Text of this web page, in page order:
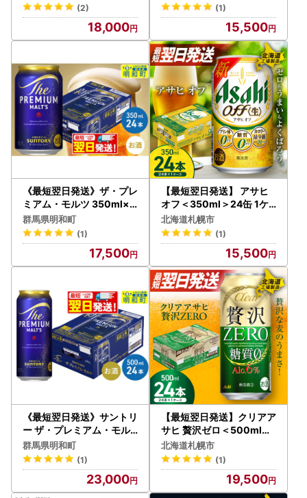
(2)
18,000
(1)
15,500
《最短翌日発送》ザ・プレ
ミアム・モルツ 350ml×2
4缶
群馬県明和町
(1)
17,500
【最短翌日発送】 アサヒ
オフ＜350ml＞24缶 1ケ
ース 北海道工場製造
北海道札幌市
(1)
15,500
《最短翌日発送》サントリ
ー ザ・プレミアム・モル
ツ ＜500ml×24缶＞
群馬県明和町
(1)
23,000
【最短翌日発送】クリアア
サヒ 贅沢ゼロ＜500ml＞
24缶 1ケース 北海道工場
製造
北海道札幌市
(1)
19,500